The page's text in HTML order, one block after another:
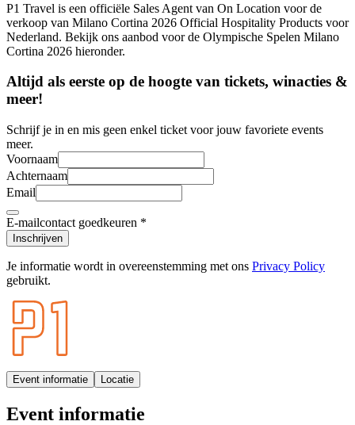
P1 Travel is een officiële Sales Agent van On Location voor de
verkoop van Milano Cortina 2026 Official Hospitality Products voor
Nederland. Bekijk ons aanbod voor de Olympische Spelen Milano
Cortina 2026 hieronder.
Altijd als eerste op de hoogte van tickets, winacties &
meer!
Schrijf je in en mis geen enkel ticket voor jouw favoriete events
meer.
Voornaam
Achternaam
Email
E-mailcontact goedkeuren *
Inschrijven
Je informatie wordt in overeenstemming met ons Privacy Policy
gebruikt.
Event informatie Locatie
Event informatie